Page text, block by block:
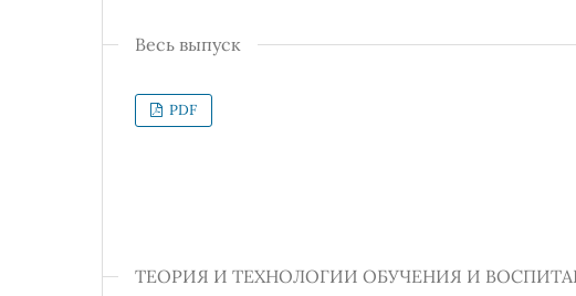
Весь выпуск
PDF
ТЕОРИЯ И ТЕХНОЛОГИИ ОБУЧЕНИЯ И